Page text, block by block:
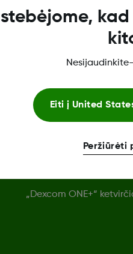
„Dexcom
Dexcom ONE+ jutiklis
„Dexcom ONE+“
„Dexcom ONE+“
Eiti į United
Peržiūrėti